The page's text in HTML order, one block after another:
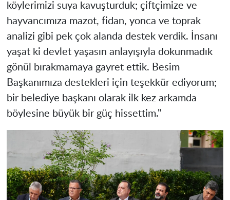
köylerimizi suya kavuşturduk; çiftçimize ve
hayvancımıza mazot, fidan, yonca ve toprak
analizi gibi pek çok alanda destek verdik. İnsanı
yaşat ki devlet yaşasın anlayışıyla dokunmadık
gönül bırakmamaya gayret ettik. Besim
Başkanımıza destekleri için teşekkür ediyorum;
bir belediye başkanı olarak ilk kez arkamda
böylesine büyük bir güç hissettim."